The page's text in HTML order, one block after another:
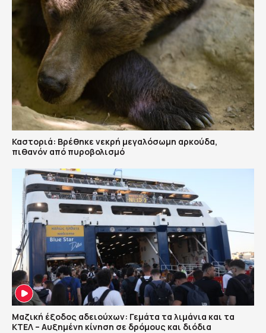
Καστοριά: Βρέθηκε νεκρή μεγαλόσωμη αρκούδα,
πιθανόν από πυροβολισμό
Μαζική έξοδος αδειούχων: Γεμάτα τα λιμάνια και τα
ΚΤΕΛ – Αυξημένη κίνηση σε δρόμους και διόδια